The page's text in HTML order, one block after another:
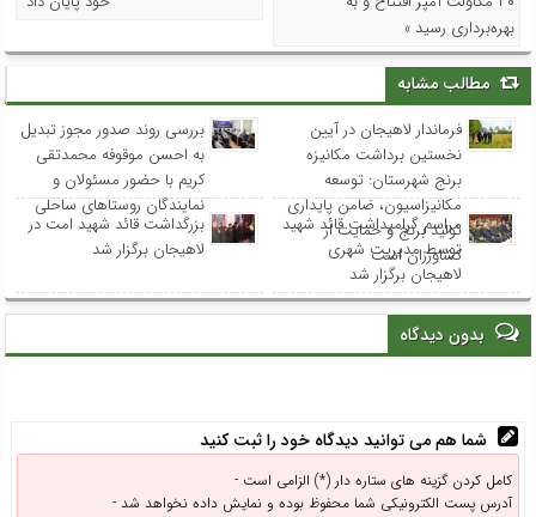
بهره‌برداری رسید »
مطالب مشابه
فرماندار لاهیجان در آیین
نخستین برداشت مکانیزه
برنج شهرستان: توسعه
مکانیزاسیون، ضامن پایداری
تولید برنج و حمایت از
کشاورزان است
بررسی روند صدور مجوز تبدیل
به احسن موقوفه محمدتقی
کریم با حضور مسئولان و
نمایندگان روستاهای ساحلی
مراسم گرامیداشت قائد شهید
توسط مدیریت شهری
لاهیجان برگزار شد
بزرگداشت قائد شهید امت در
لاهیجان برگزار شد
بدون دیدگاه
شما هم می توانید دیدگاه خود را ثبت کنید
کامل کردن گزینه های ستاره دار (*) الزامی است -
آدرس پست الکترونیکی شما محفوظ بوده و نمایش داده نخواهد شد -